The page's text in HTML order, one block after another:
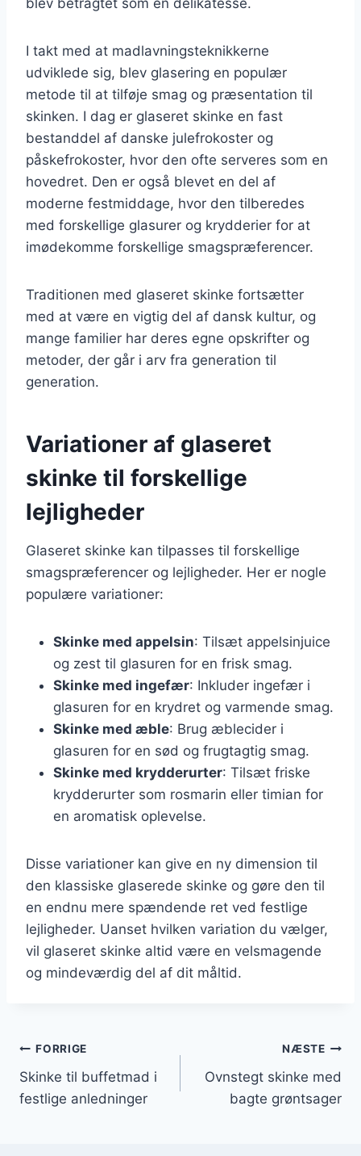
I takt med at madlavningsteknikkerne
udviklede sig, blev glasering en populær
metode til at tilføje smag og præsentation til
skinken. I dag er glaseret skinke en fast
bestanddel af danske julefrokoster og
påskefrokoster, hvor den ofte serveres som en
hovedret. Den er også blevet en del af
moderne festmiddage, hvor den tilberedes
med forskellige glasurer og krydderier for at
imødekomme forskellige smagspræferencer.
Traditionen med glaseret skinke fortsætter
med at være en vigtig del af dansk kultur, og
mange familier har deres egne opskrifter og
metoder, der går i arv fra generation til
generation.
Variationer af glaseret
skinke til forskellige
lejligheder
Glaseret skinke kan tilpasses til forskellige
smagspræferencer og lejligheder. Her er nogle
populære variationer:
Skinke med appelsin: Tilsæt appelsinjuice
og zest til glasuren for en frisk smag.
Skinke med ingefær: Inkluder ingefær i
glasuren for en krydret og varmende smag.
Skinke med æble: Brug æblecider i
glasuren for en sød og frugtagtig smag.
Skinke med krydderurter: Tilsæt friske
krydderurter som rosmarin eller timian for
en aromatisk oplevelse.
Disse variationer kan give en ny dimension til
den klassiske glaserede skinke og gøre den til
en endnu mere spændende ret ved festlige
lejligheder. Uanset hvilken variation du vælger,
vil glaseret skinke altid være en velsmagende
og mindeværdig del af dit måltid.
Indlægsnavigation
FORRIGE
Skinke til buffetmad i
festlige anledninger
NÆSTE
Ovnstegt skinke med
bagte grøntsager